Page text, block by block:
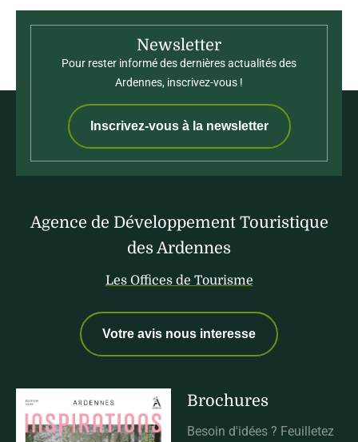
Newsletter
Pour rester informé des dernières actualités des
Ardennes, inscrivez-vous !
Inscrivez-vous à la newsletter
Agence de Développement Touristique
des Ardennes
Les Offices de Tourisme
Votre avis nous interesse
Brochures
Besoin d'idées ? Feuilletez